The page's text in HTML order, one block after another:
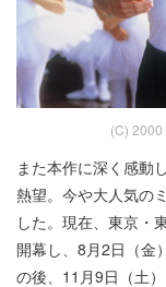
(C) 2000
また本作に深く感動
熱望。今や大人気の
した。現在、東京・
開幕し、8月2日（金
の後、11月9日（土